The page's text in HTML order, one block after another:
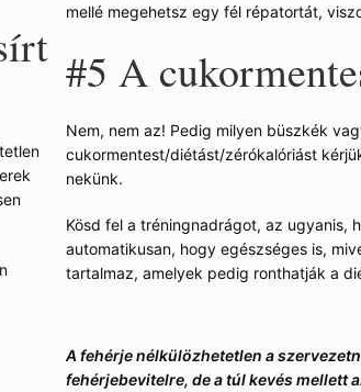
mellé megehetsz egy fél répatortát,
#5 A
Nem, nem az! Pedig milyen büszkék
cukormentest/diétást/zérókalóriást
nekünk.
Kösd fel a tréningnadrágot, az ugyanis,
automatikusan, hogy egészséges is,
tartalmaz, amelyek pedig ronthatják a
A fehérje nélkülözhetetlen a
fehérjebevitelre, de a túl kevés mellett